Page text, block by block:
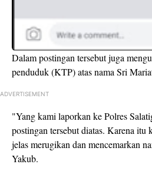
Dalam postingan tersebut juga
penduduk (KTP) atas nama Sri
ADVERTISEMENT
"Yang kami laporkan ke Polres
postingan tersebut diatas. Karena
jelas merugikan dan mencemarkan
Yakub.